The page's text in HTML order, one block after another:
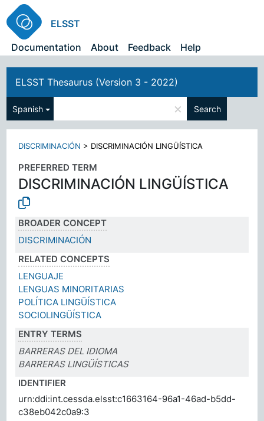
ELSST
Documentation
About Feedback Help
ELSST Thesaurus (Version 3 - 2022)
Spanish × Search
DISCRIMINACIÓN > DISCRIMINACIÓN LINGÜÍSTICA
PREFERRED TERM
DISCRIMINACIÓN LINGÜÍSTICA
BROADER CONCEPT
DISCRIMINACIÓN
RELATED CONCEPTS
LENGUAJE
LENGUAS MINORITARIAS
POLÍTICA LINGÜÍSTICA
SOCIOLINGÜÍSTICA
ENTRY TERMS
BARRERAS DEL IDIOMA
BARRERAS LINGÜÍSTICAS
IDENTIFIER
urn:ddi:int.cessda.elsst:c1663164-96a1-46ad-b5dd-
c38eb042c0a9:3